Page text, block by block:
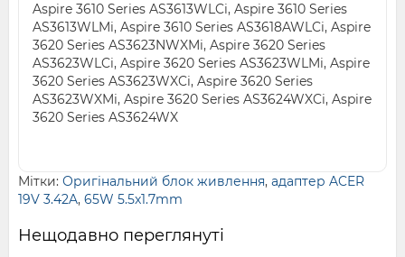
Aspire 3610 Series AS3613WLCi, Aspire 3610 Series
AS3613WLMi, Aspire 3610 Series AS3618AWLCi, Aspire
3620 Series AS3623NWXMi, Aspire 3620 Series
AS3623WLCi, Aspire 3620 Series AS3623WLMi, Aspire
3620 Series AS3623WXCi, Aspire 3620 Series
AS3623WXMi, Aspire 3620 Series AS3624WXCi, Aspire
3620 Series AS3624WX
Мітки: Оригінальний блок живлення, адаптер ACER
19V 3.42A, 65W 5.5x1.7mm
Нещодавно переглянуті